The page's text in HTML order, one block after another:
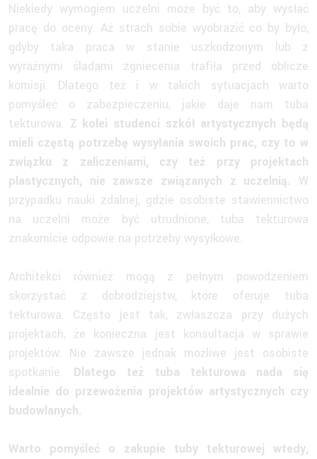
Niekiedy wymogiem uczelni może być to, aby wysłać
pracę do oceny. Aż strach sobie wyobrazić co by było,
gdyby taka praca w stanie uszkodzonym lub z
wyraźnymi śladami zgniecenia trafiła przed oblicze
komisji. Dlatego też i w takich sytuacjach warto
pomyśleć o zabezpieczeniu, jakie daje nam tuba
tekturowa. Z kolei studenci szkół artystycznych będą
mieli częstą potrzebę wysyłania swoich prac, czy to w
związku z zaliczeniami, czy też przy projektach
plastycznych, nie zawsze związanych z uczelnią. W
przypadku nauki zdalnej, gdzie osobiste stawiennictwo
na uczelni może być utrudnione, tuba tekturowa
znakomicie odpowie na potrzeby wysyłkowe.
Architekci również mogą z pełnym powodzeniem
skorzystać z dobrodziejstw, które oferuje tuba
tekturowa. Często jest tak, zwłaszcza przy dużych
projektach, że konieczna jest konsultacja w sprawie
projektów. Nie zawsze jednak możliwe jest osobiste
spotkanie. Dlatego też tuba tekturowa nada się
idealnie do przewożenia projektów artystycznych czy
budowlanych.
Warto pomyśleć o zakupie tuby tekturowej wtedy,